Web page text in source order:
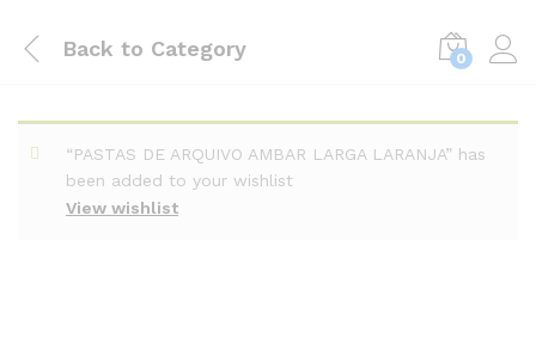
Back to Category 0
View wishlist
“PASTAS DE ARQUIVO AMBAR LARGA LARANJA” has
been added to your wishlist